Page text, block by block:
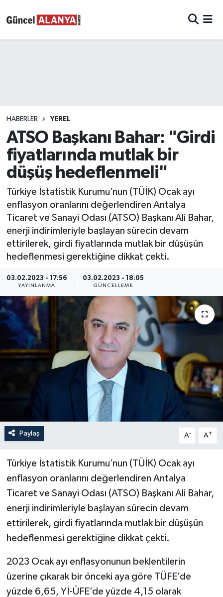
HABERLER YEREL
ATSO Başkanı Bahar: "Girdi
fiyatlarında mutlak bir
düşüş hedeflenmeli"
Türkiye İstatistik Kurumu’nun (TÜİK) Ocak ayı
enflasyon oranlarını değerlendiren Antalya
Ticaret ve Sanayi Odası (ATSO) Başkanı Ali Bahar,
enerji indirimleriyle başlayan sürecin devam
ettirilerek, girdi fiyatlarında mutlak bir düşüşün
hedeflenmesi gerektiğine dikkat çekti.
03.02.2023 - 17:56
YAYINLANMA
03.02.2023 - 18:05
GÜNCELLEME
Paylaş A- A+
Türkiye İstatistik Kurumu’nun (TÜİK) Ocak ayı
enflasyon oranlarını değerlendiren Antalya
Ticaret ve Sanayi Odası (ATSO) Başkanı Ali Bahar,
enerji indirimleriyle başlayan sürecin devam
ettirilerek, girdi fiyatlarında mutlak bir düşüşün
hedeflenmesi gerektiğine dikkat çekti.
2023 Ocak ayı enflasyonunun beklentilerin
üzerine çıkarak bir önceki aya göre TÜFE’de
yüzde 6,65, Yİ-ÜFE’de yüzde 4,15 olarak